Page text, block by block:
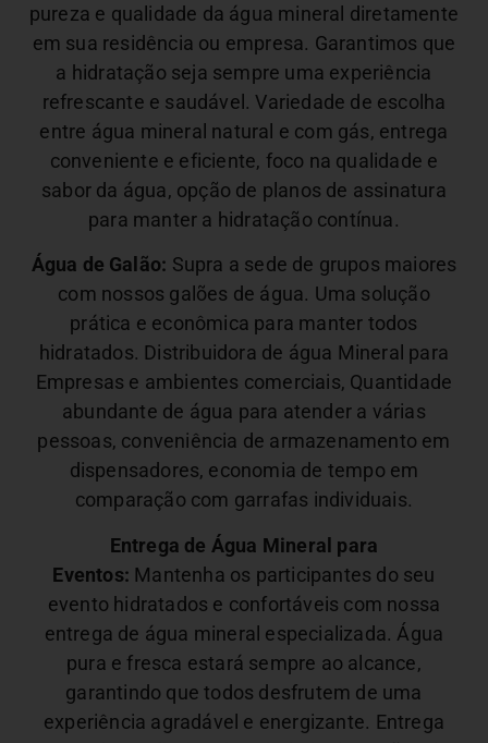
pureza e qualidade da água mineral diretamente
em sua residência ou empresa. Garantimos que
a hidratação seja sempre uma experiência
refrescante e saudável.Variedade de escolha
entre água mineral natural e com gás, entrega
conveniente e eficiente, foco na qualidade e
sabor da água, opção de planos de assinatura
para manter a hidratação contínua.
Água de Galão: Supra a sede de grupos maiores
com nossos galões de água. Uma solução
prática e econômica para manter todos
hidratados. Distribuidora de água Mineral para
Empresas e ambientes comerciais, Quantidade
abundante de água para atender a várias
pessoas, conveniência de armazenamento em
dispensadores, economia de tempo em
comparação com garrafas individuais.
Entrega de Água Mineral para
Eventos: Mantenha os participantes do seu
evento hidratados e confortáveis com nossa
entrega de água mineral especializada. Água
pura e fresca estará sempre ao alcance,
garantindo que todos desfrutem de uma
experiência agradável e energizante. Entrega